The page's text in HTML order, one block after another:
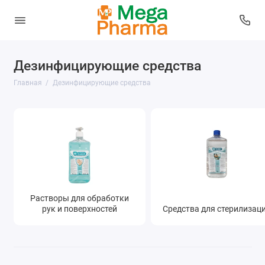
Дезинфицирующие средства
Главная Дезинфицирующие средства
Растворы для обработки рук и поверхностей
Растворы для обработки
рук и поверхностей
Средства для